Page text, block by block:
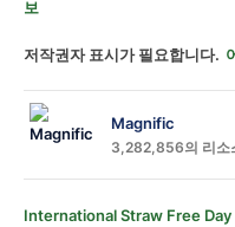
보
저작권자 표시가 필요합니다.
Magnific
3,282,856의 리소
International Straw Free Day